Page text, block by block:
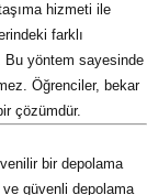
hizmeti ile
farklı
Bu yöntem sayesinde
Öğrenciler, bekar
çözümdür.
bir depolama
ve güvenli depolama